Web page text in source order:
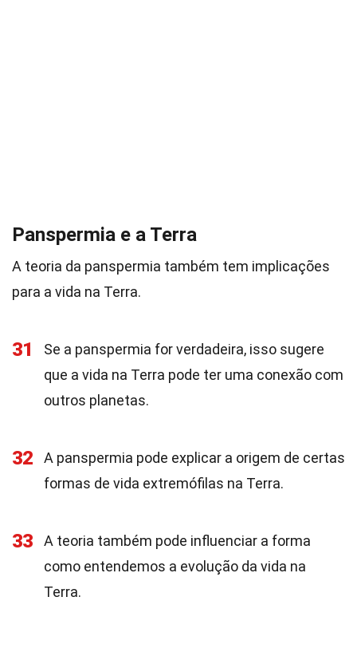
Panspermia e a Terra
A teoria da panspermia também tem implicações
para a vida na Terra.
31
Se a panspermia for verdadeira, isso sugere
que a vida na Terra pode ter uma conexão com
outros planetas.
32
A panspermia pode explicar a origem de certas
formas de vida extremófilas na Terra.
33
A teoria também pode influenciar a forma
como entendemos a evolução da vida na
Terra.